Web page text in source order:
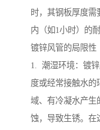
时，其钢板厚度需
内（如1小时）的
镀锌风管的局限性
1. 潮湿环境：镀
度或经常接触水的
域、有冷凝水产生
蚀，导致生锈。在